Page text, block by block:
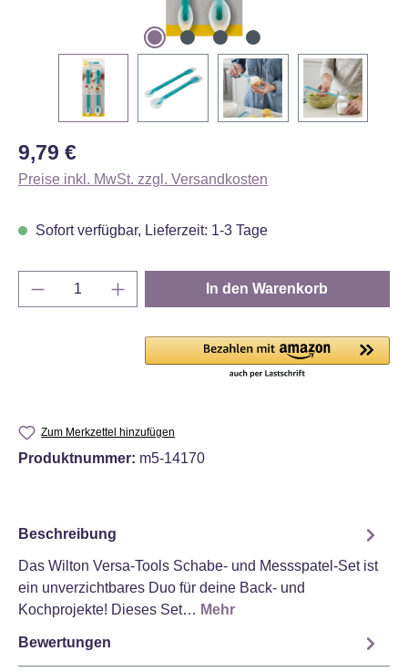
Regulärer Preis:
9,79 €
Preise inkl. MwSt. zzgl. Versandkosten
Sofort verfügbar, Lieferzeit: 1-3 Tage
Produkt Anzahl: Gib den gewünschten
In den Warenkorb
Zum Merkzettel hinzufügen
Produktnummer: m5-14170
Beschreibung
Das Wilton Versa-Tools Schabe- und Messspatel-Set ist
ein unverzichtbares Duo für deine Back- und
Kochprojekte! Dieses Set… Mehr
Bewertungen